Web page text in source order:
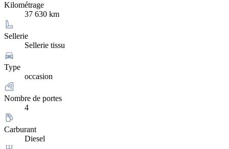
Kilométrage
37 630 km
Sellerie
Sellerie tissu
Type
occasion
Nombre de portes
4
Carburant
Diesel